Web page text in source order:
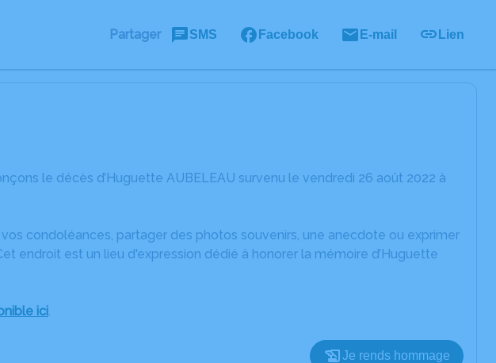
Partager SMS Facebook E-mail Lien
le décès d’Huguette AUBELEAU survenu le vendredi 26 août 2022 à
condoléances, partager des photos souvenirs, une anecdote ou exprimer
endroit est un lieu d'expression dédié à honorer la mémoire d’Huguette
ici.
Je rends hommage